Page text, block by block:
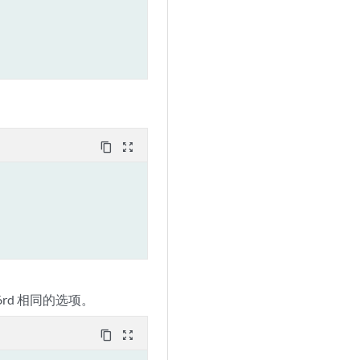
content_copy zoom_out_map
相同的选项。
content_copy zoom_out_map